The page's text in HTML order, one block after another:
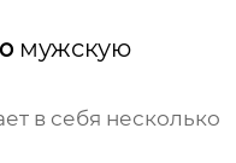
мужскую
в себя несколько